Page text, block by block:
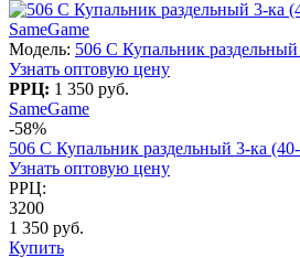
SameGame
Модель: 506 C Купальник
Узнать оптовую цену
РРЦ: 1 350 руб.
SameGame
-58%
506 C Купальник раздельный 3-ка
Узнать оптовую цену
РРЦ:
3200
1 350 руб.
Купить